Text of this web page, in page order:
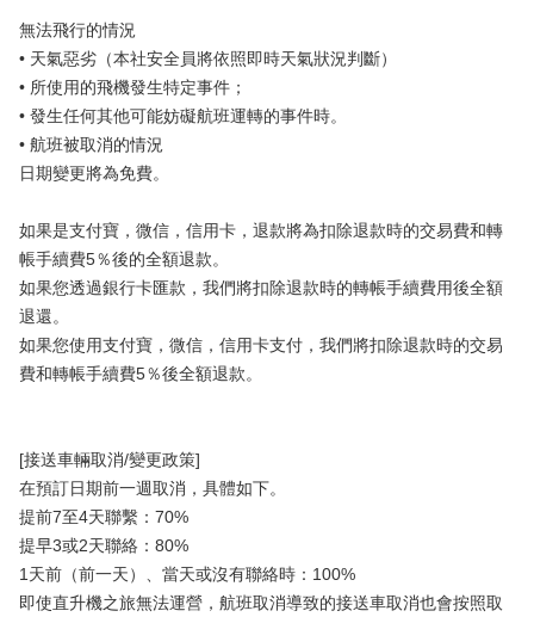
無法飛行的情況
• 天氣惡劣（本社安全員將依照即時天氣狀況判斷）
• 所使用的飛機發生特定事件；
• 發生任何其他可能妨礙航班運轉的事件時。
• 航班被取消的情況
日期變更將為免費。
如果是支付寶，微信，信用卡，退款將為扣除退款時的交易費和轉
帳手續費5％後的全額退款。
如果您透過銀行卡匯款，我們將扣除退款時的轉帳手續費用後全額
退還。
如果您使用支付寶，微信，信用卡支付，我們將扣除退款時的交易
費和轉帳手續費5％後全額退款。
[接送車輛取消/變更政策]
在預訂日期前一週取消，具體如下。
提前7至4天聯繫：70%
提早3或2天聯絡：80%
1天前（前一天）、當天或沒有聯絡時：100%
即使直升機之旅無法運營，航班取消導致的接送車取消也會按照取